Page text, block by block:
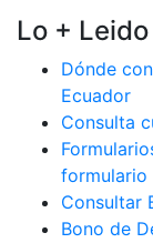
Lo + Leido
Dónde
Ecuador
Consulta
formulario
Consultar
Bono de